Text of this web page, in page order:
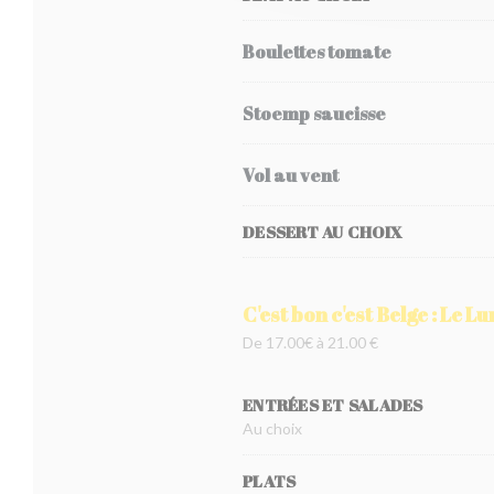
Boulettes tomate
Stoemp saucisse
Vol au vent
DESSERT AU CHOIX
C'est bon c'est Belge : Le
De 17.00€ à 21.00 €
ENTRÉES ET SALADES
Au choix
PLATS